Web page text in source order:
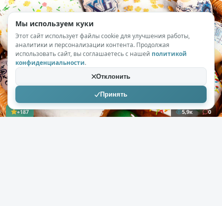
+187 5,9к 0
Мы используем куки
Этот сайт использует файлы cookie для улучшения работы,
аналитики и персонализации контента. Продолжая
использовать сайт, вы соглашаетесь с нашей политикой
конфиденциальности.
Отклонить
Принять